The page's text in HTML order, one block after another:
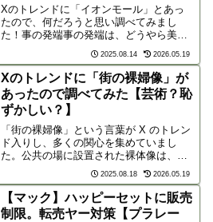
Xのトレンドに「イオンモール」とあっ
たので、何だろうと思い調べてみまし
た！事の発端事の発端は、どうやら美術
専門誌「美術手帖」編集長の橋爪勇介さ
んのポストだったようです。すでにポス
トは非公開になっているようですが、投
稿の内容は、、橋爪勇介さん...
2025.08.14 2026.05.19
Xのトレンドに「街の裸婦像」が
あったので調べてみた【芸術？恥
ずかしい？】
「街の裸婦像」という言葉が X のトレン
ド入りし、多くの関心を集めていまし
た。公共の場に設置された裸体像は、古
くから議論の対象となってきましたが、
現代の価値観の変化とともに、その存在
意義が改めて問われているようです。芸
術作品として受け入れら...
2025.08.18 2026.05.19
【マック】ハッピーセットに販売
制限。転売ヤー対策【プラレー